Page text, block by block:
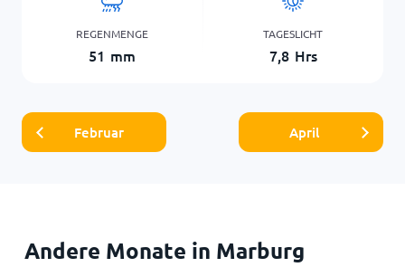
REGENMENGE
51 mm
TAGESLICHT
7,8 Hrs
Februar April
Andere Monate in Marburg